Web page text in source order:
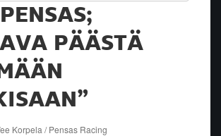
PÄÄSTÄ
Korpela / Pensas Racing